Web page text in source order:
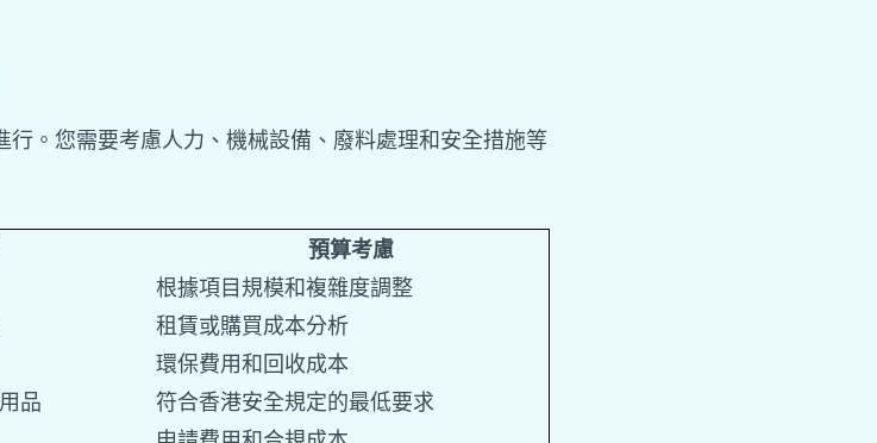
。您需要考慮人力、機械設備、廢料處理和安全措施等
預算考慮
根據項目規模和複雜度調整
租賃或購買成本分析
環保費用和回收成本
品
符合香港安全規定的最低要求